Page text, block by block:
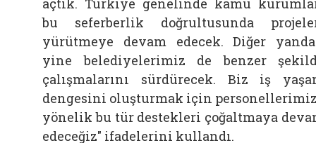
bu seferberlik doğrultusunda
yürütmeye devam edecek. Diğer
yine belediyelerimiz de benzer
çalışmalarını sürdürecek. Biz iş
dengesini oluşturmak için
yönelik bu tür destekleri çoğaltmaya
edeceğiz" ifadelerini kullandı.